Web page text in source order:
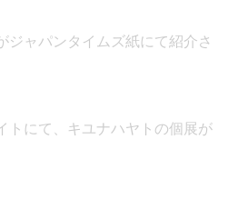
RECORDS
ク,
ジャパンタイムズ紙にて紹介さ
トにて、キユナハヤトの個展が